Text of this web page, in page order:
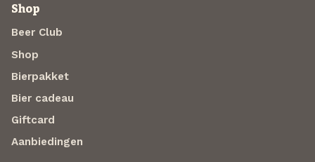
Shop
Beer Club
Shop
Bierpakket
Bier cadeau
Giftcard
Aanbiedingen